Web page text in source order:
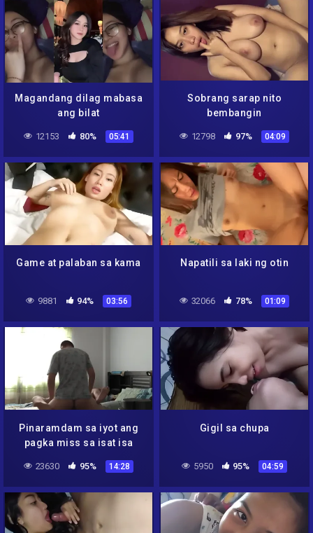
Magandang dilag mabasa
ang bilat
12153 80% 05:41
Sobrang sarap nito
bembangin
12798 97% 04:09
Game at palaban sa kama
9881 94% 03:56
Napatili sa laki ng otin
32066 78% 01:09
Pinaramdam sa iyot ang
pagka miss sa isat isa
23630 95% 14:28
Gigil sa chupa
5950 95% 04:59